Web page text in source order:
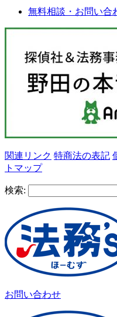
無料相談・お問い合
関連リンク 特商法の表記
トマップ
検索:
お問い合わせ